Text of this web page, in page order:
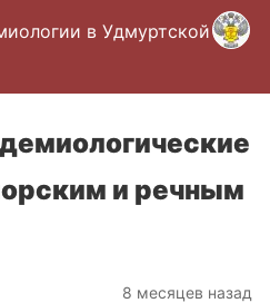
в Удмуртской
и речным
8 месяцев назад